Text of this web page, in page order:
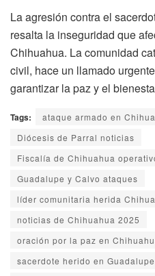
La agresión contra el
resalta la inseguridad que
Chihuahua. La comunidad
civil, hace un llamado
garantizar la paz y el
Tags:
ataque armado en
Diócesis de Parral noticias
Fiscalía de Chihuahua
Guadalupe y Calvo ataques
líder comunitaria herida
noticias de Chihuahua 2025
oración por la paz en
sacerdote herido en